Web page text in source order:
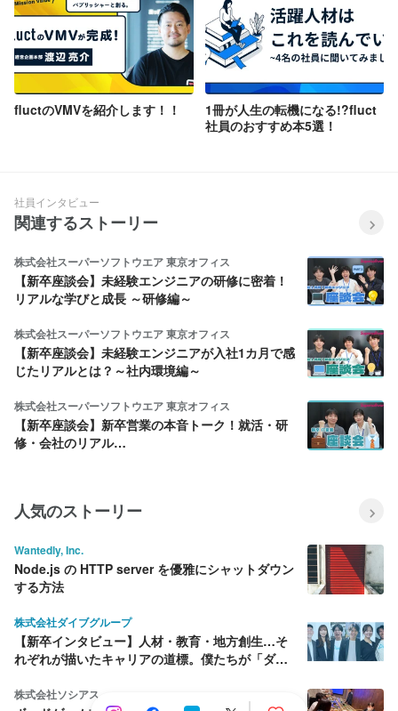
fluctのVMVを紹介します！！
1冊が人生の転機になる!?fluct
社員のおすすめ本5選！
社員インタビュー
関連するストーリー
株式会社スーパーソフトウエア 東京オフィス
【新卒座談会】未経験エンジニアの研修に密着！
リアルな学びと成長 ～研修編～
株式会社スーパーソフトウエア 東京オフィス
【新卒座談会】未経験エンジニアが入社1カ月で感
じたリアルとは？～社内環境編～
株式会社スーパーソフトウエア 東京オフィス
【新卒座談会】新卒営業の本音トーク！就活・研
修・会社のリアル…
人気のストーリー
Wantedly, Inc.
Node.js の HTTP server を優雅にシャットダウン
する方法
株式会社ダイブグループ
【新卒インタビュー】人材・教育・地方創生…そ
れぞれが描いたキャリアの道標。僕たちが「ダイ
株式会社ソシアス